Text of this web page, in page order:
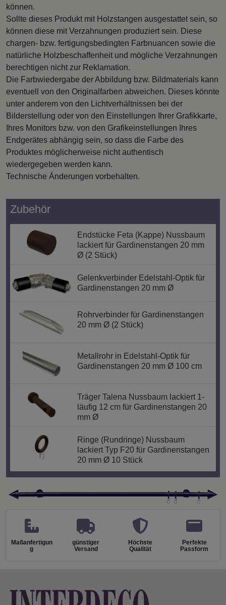
können.
Sollte dieses Produkt mit Holzstangen ausgestattet sein, so
können diese mit Verzahnungen produziert sein. Diese
chargen- bzw. fertigungsbedingten Farbnuancen sowie die
natürliche Holzbeschaffenheit und mögliche Verzahnungen
berechtigen nicht zur Reklamation.
Die Farbwiedergabe der Abbildung bzw. Bildmaterials kann
eventuell von den Originalfarben abweichen. Dieses könnte
unter anderem von den Lichtverhältnissen bei der
Bilderstellung oder von den Einstellungen Ihrer Grafikkarte,
Ihres Monitors bzw. von den Grafikeinstellungen Ihres
Endgerätes abhängig sein, so dass die Farbe des
Produktes möglicherweise nicht authentisch
wiedergegeben werden kann.
Technische Änderungen vorbehalten.
Zubehör
Endstücke Feta (Kappe) Nussbaum
lackiert für Gardinenstangen 20 mm
Ø (2 Stück)
Gelenkverbinder Edelstahl-Optik für
Gardinenstangen 20 mm Ø
Rohrverbinder für Gardinenstangen
20 mm Ø (2 Stück)
Metallrohr in Edelstahl-Optik für
Gardinenstangen 20 mm Ø 100 cm
Träger Talena Nussbaum lackiert 1-
läufig 12 cm für Gardinenstangen 20
mm Ø
Ringe (Rundringe) Nussbaum
lackiert Typ F20 für Gardinenstangen
20 mm Ø 10 Stück
Maßanfertigun
g
günstiger
Versand
Höchste
Qualität
Perfekte
Passform